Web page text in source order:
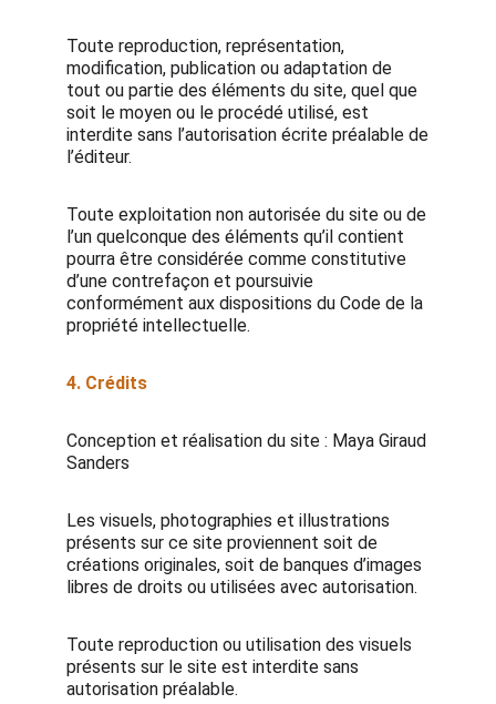
Toute reproduction, représentation,
modification, publication ou adaptation de
tout ou partie des éléments du site, quel que
soit le moyen ou le procédé utilisé, est
interdite sans l’autorisation écrite préalable de
l’éditeur.
Toute exploitation non autorisée du site ou de
l’un quelconque des éléments qu’il contient
pourra être considérée comme constitutive
d’une contrefaçon et poursuivie
conformément aux dispositions du Code de la
propriété intellectuelle.
4. Crédits
Conception et réalisation du site : Maya Giraud
Sanders
Les visuels, photographies et illustrations
présents sur ce site proviennent soit de
créations originales, soit de banques d’images
libres de droits ou utilisées avec autorisation.
Toute reproduction ou utilisation des visuels
présents sur le site est interdite sans
autorisation préalable.